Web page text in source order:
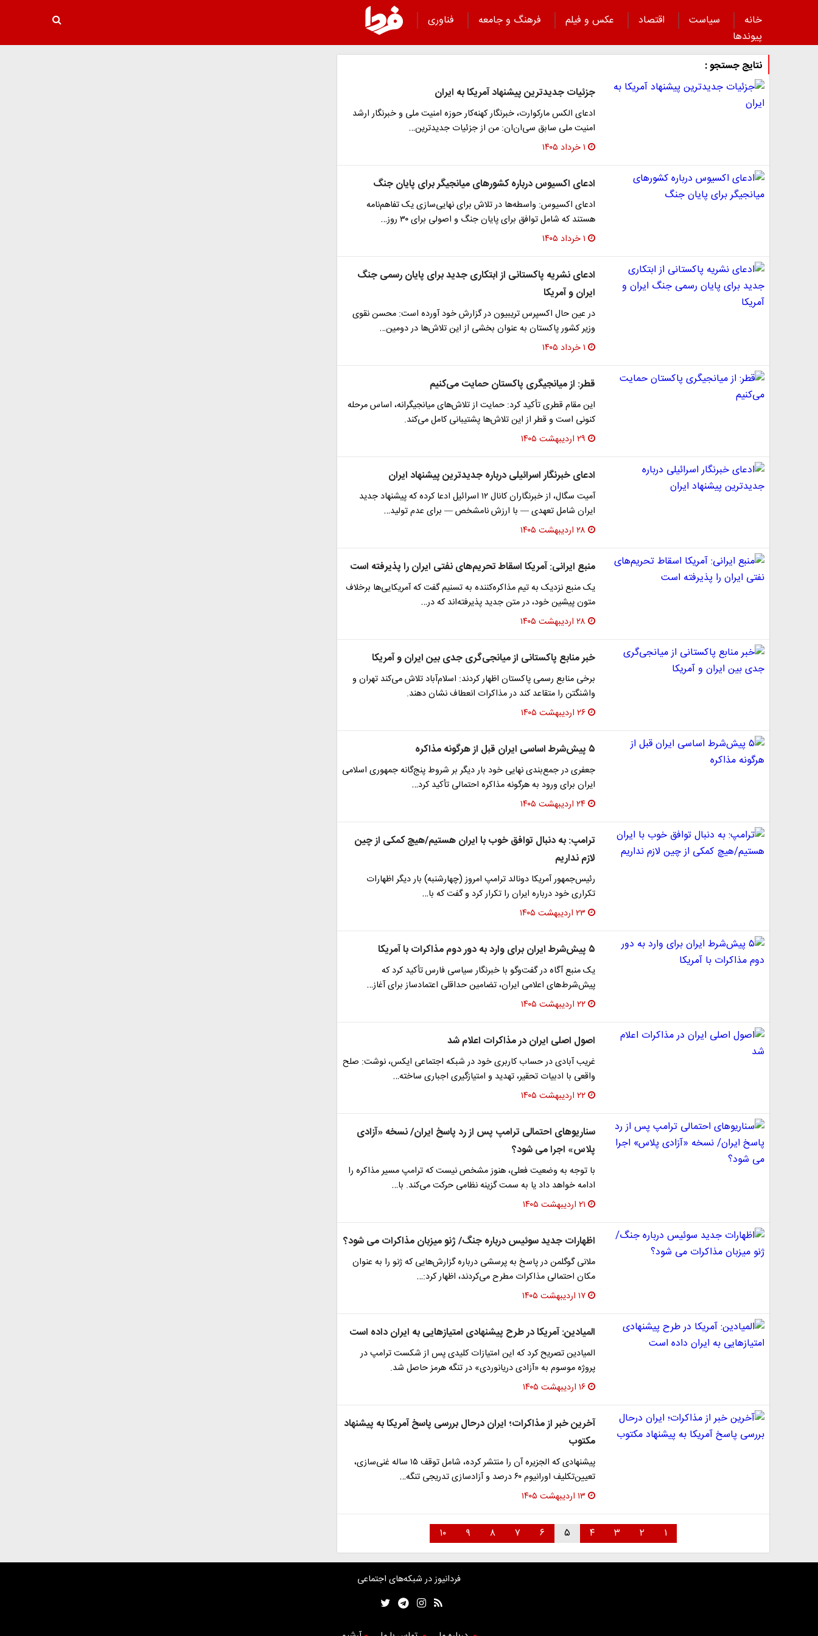
خانه سیاست اقتصاد عکس و فیلم فرهنگ و جامعه
فناوری
پیوند‌ها
نتایج جستجو :
جزئیات جدیدترین پیشنهاد آمریکا به ایران
ادعای الکس مارکوارت، خبرنگار کهنه‌کار حوزه امنیت ملی و خبرنگار ارشد
امنیت ملی سابق سی‌ان‌ان: من از جزئیات جدیدترین…
۱ خرداد ۱۴۰۵
ادعای اکسیوس درباره کشورهای میانجیگر برای پایان جنگ
ادعای اکسیوس: واسطه‌ها در تلاش برای نهایی‌سازی یک تفاهم‌نامه
هستند که شامل توافق برای پایان جنگ و اصولی برای ۳۰ روز…
۱ خرداد ۱۴۰۵
ادعای نشریه پاکستانی از ابتکاری جدید برای پایان رسمی جنگ
ایران و آمریکا
در عین حال اکسپرس تریبیون در گزارش خود آورده است: محسن نقوی
وزیر کشور پاکستان به عنوان بخشی از این تلاش‌ها در دومین…
۱ خرداد ۱۴۰۵
قطر: از میانجیگری پاکستان حمایت می‌کنیم
این مقام قطری تأکید کرد: حمایت از تلاش‌های میانجیگرانه، اساس مرحله
کنونی است و قطر از این تلاش‌ها پشتیبانی کامل می‌کند.
۲۹ اردیبهشت ۱۴۰۵
ادعای خبرنگار اسرائیلی درباره جدیدترین پیشنهاد ایران
آمیت سگال، از خبرنگاران کانال ۱۲ اسرائیل ادعا کرده که پیشنهاد جدید
ایران شامل تعهدی — با ارزش نامشخص — برای عدم تولید…
۲۸ اردیبهشت ۱۴۰۵
منبع ایرانی: آمریکا اسقاط تحریم‌های نفتی ایران را پذیرفته است
یک منبع نزدیک به تیم مذاکره‌کننده به تسنیم گفت که آمریکایی‌ها برخلاف
متون پیشین خود، در متن جدید پذیرفته‌اند که در…
۲۸ اردیبهشت ۱۴۰۵
خبر منابع پاکستانی از میانجی‌گری جدی بین ایران و آمریکا
برخی منابع رسمی پاکستان اظهار کردند: اسلام‌آباد تلاش می‌کند تهران و
واشنگتن را متقاعد کند در مذاکرات انعطاف نشان دهند.
۲۶ اردیبهشت ۱۴۰۵
۵ پیش‌شرط اساسی ایران قبل از هرگونه مذاکره
جعفری در جمع‌بندی نهایی خود بار دیگر بر شروط پنج‌گانه جمهوری اسلامی
ایران برای ورود به هرگونه مذاکره احتمالی تأکید کرد…
۲۴ اردیبهشت ۱۴۰۵
ترامپ: به دنبال توافق خوب با ایران هستیم/هیچ کمکی از چین
لازم نداریم
رئیس‌جمهور آمریکا دونالد ترامپ امروز (چهارشنبه) بار دیگر اظهارات
تکراری خود درباره ایران را تکرار کرد و گفت که با…
۲۳ اردیبهشت ۱۴۰۵
۵ پیش‌شرط ایران برای وارد به دور دوم مذاکرات با آمریکا
یک منبع آگاه در گفت‌وگو با خبرنگار سیاسی فارس تأکید کرد که
پیش‌شرط‌های اعلامی ایران، تضامین حداقلی اعتمادساز برای آغاز…
۲۲ اردیبهشت ۱۴۰۵
اصول اصلی ایران در مذاکرات اعلام شد
غریب آبادی در حساب کاربری خود در شبکه اجتماعی ایکس، نوشت: صلح
واقعی با ادبیات تحقیر، تهدید و امتیازگیری اجباری ساخته…
۲۲ اردیبهشت ۱۴۰۵
سناریوهای احتمالی ترامپ پس از رد پاسخ ایران/ نسخه «آزادی
پلاس» اجرا می شود؟
با توجه به وضعیت فعلی، هنوز مشخص نیست که ترامپ مسیر مذاکره را
ادامه خواهد داد یا به سمت گزینه نظامی حرکت می‌کند. با…
۲۱ اردیبهشت ۱۴۰۵
اظهارات جدید سوئیس درباره جنگ/ ژنو میزبان مذاکرات می شود؟
ملانی گوگلمن در پاسخ به پرسشی درباره گزارش‌هایی که ژنو را به عنوان
مکان احتمالی مذاکرات مطرح می‌کردند، اظهار کرد:…
۱۷ اردیبهشت ۱۴۰۵
المیادین: آمریکا در طرح پیشنهادی امتیازهایی به ایران داده است
المیادین تصریح کرد که این امتیازات کلیدی پس از شکست ترامپ در
پروژه موسوم به «آزادی دریانوردی» در تنگه هرمز حاصل شد.
۱۶ اردیبهشت ۱۴۰۵
آخرین خبر از مذاکرات؛ ایران درحال بررسی پاسخ آمریکا به پیشنهاد
مکتوب
پیشنهادی که الجزیره آن را منتشر کرده، شامل توقف ۱۵ ساله غنی‌سازی،
تعیین‌تکلیف اورانیوم ۶۰ درصد و آزادسازی تدریجی تنگه…
۱۳ اردیبهشت ۱۴۰۵
۱ ۲ ۳ ۴ ۵ ۶ ۷ ۸ ۹ ۱۰
فردانیوز در شبکه‌های اجتماعی